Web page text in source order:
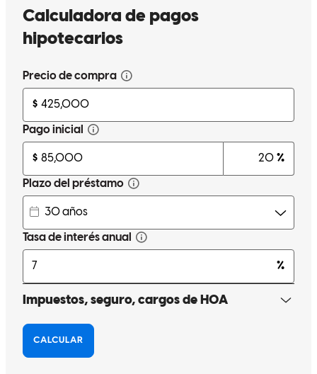
Nicolas Revisar el16 de enero de 2024
David really made our dream of owning a home happen. He is was
very diligent and also detailed in explaining the process. I loved how
he had asked a lot of questions at the beginning of the process to
make sure all concerns were addressed early. Would absolutely
Marimar V. Revisar el2 de enero de 2024